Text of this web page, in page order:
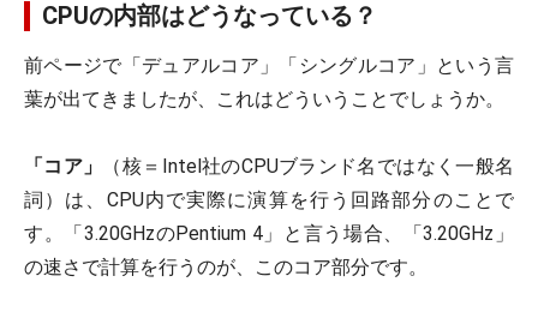
CPUの内部はどうなっている？
前ページで「デュアルコア」「シングルコア」という言
葉が出てきましたが、これはどういうことでしょうか。
「コア」
（核＝Intel社のCPUブランド名ではなく一般名
詞）は、CPU内で実際に演算を行う回路部分のことで
す。「3.20GHzのPentium 4」と言う場合、「3.20GHz」
の速さで計算を行うのが、このコア部分です。